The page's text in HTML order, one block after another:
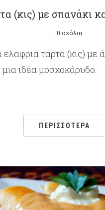
(κις) με σπανάκι
0 σχόλια
ελαφριά τάρτα (κις) με
μια ιδέα μοσχοκάρυδο.
ΠΕΡΙΣΣΌΤΕΡΑ